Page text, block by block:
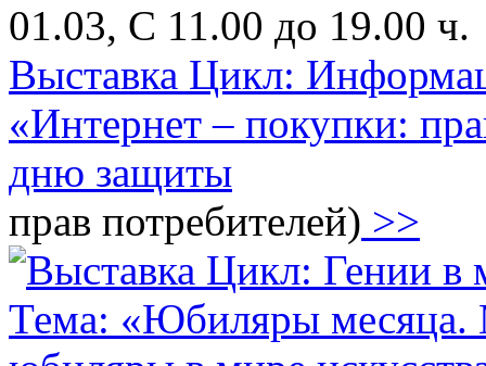
01.03, С 11.00 до 19.00 ч.
Выставка Цикл:
«Интернет – покупки:
дню защиты
прав потребителей) >>